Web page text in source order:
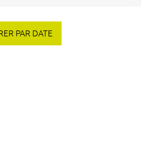
PAR DATE